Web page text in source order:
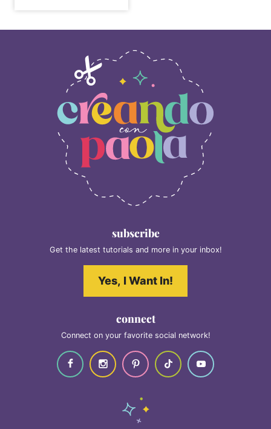
subscribe
Get the latest tutorials and more in your inbox!
Yes, I Want In!
connect
Connect on your favorite social network!